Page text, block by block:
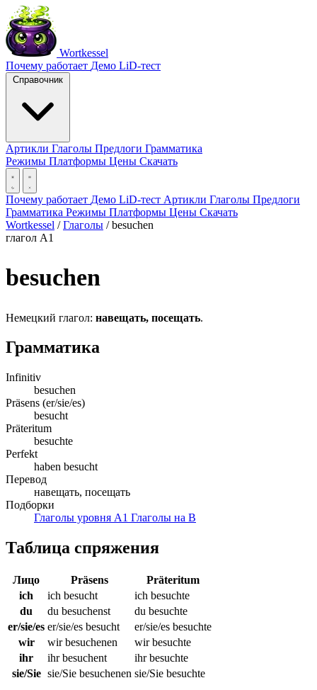
Wortkessel
Почему работает Демо LiD-тест
Справочник
Артикли Глаголы Предлоги Грамматика
Режимы Платформы Цены Скачать
Почему работает Демо LiD-тест Артикли Глаголы Предлоги
Грамматика Режимы Платформы Цены Скачать
Wortkessel / Глаголы / besuchen
глагол A1
besuchen
Немецкий глагол: навещать, посещать.
Грамматика
Infinitiv
besuchen
Präsens (er/sie/es)
besucht
Präteritum
besuchte
Perfekt
haben besucht
Перевод
навещать, посещать
Подборки
Глаголы уровня A1 Глаголы на B
Таблица спряжения
Лицо Präsens
Präteritum
ich
ich besucht
ich besuchte
du
du besuchenst
du besuchte
er/sie/es er/sie/es besucht
er/sie/es besuchte
wir
wir besuchenen
wir besuchte
ihr
ihr besuchent
ihr besuchte
sie/Sie sie/Sie besuchenen sie/Sie besuchte